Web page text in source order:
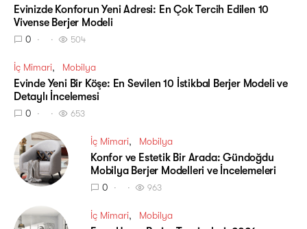
Evinizde Konforun Yeni Adresi: En Çok Tercih Edilen 10
Vivense Berjer Modeli
0 504
İç Mimari Mobilya
Evinde Yeni Bir Köşe: En Sevilen 10 İstikbal Berjer Modeli ve
Detaylı İncelemesi
0 653
İç Mimari Mobilya
Konfor ve Estetik Bir Arada: Gündoğdu
Mobilya Berjer Modelleri ve İncelemeleri
0 963
İç Mimari Mobilya